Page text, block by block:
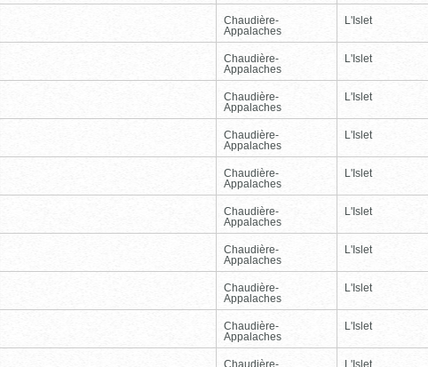
Chaudière-
Appalaches
L'Islet
Chaudière-
Appalaches
L'Islet
Chaudière-
Appalaches
L'Islet
Chaudière-
Appalaches
L'Islet
Chaudière-
Appalaches
L'Islet
Chaudière-
Appalaches
L'Islet
Chaudière-
Appalaches
L'Islet
Chaudière-
Appalaches
L'Islet
Chaudière-
Appalaches
L'Islet
Chaudière- L'Islet